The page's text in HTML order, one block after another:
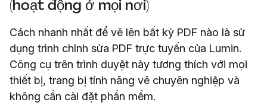
(hoạt động ở mọi nơi)
Cách nhanh nhất để vẽ lên bất kỳ PDF nào là sử
dụng trình chỉnh sửa PDF trực tuyến của Lumin.
Công cụ trên trình duyệt này tương thích với mọi
thiết bị, trang bị tính năng vẽ chuyên nghiệp và
không cần cài đặt phần mềm.